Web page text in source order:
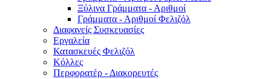
Ξύλινα Γράμματα - Αριθμοί
Γράμματα - Αριθμοί Φελιζόλ
Διαφανείς Συσκευασίες
Εργαλεία
Κατασκευές Φελιζόλ
Κόλλες
Περφορατέρ - Διακορευτές